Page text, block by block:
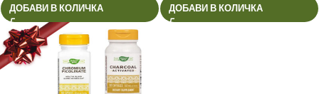
ДОБАВИ В КОЛИЧКА ДОБАВИ В КОЛИЧКА